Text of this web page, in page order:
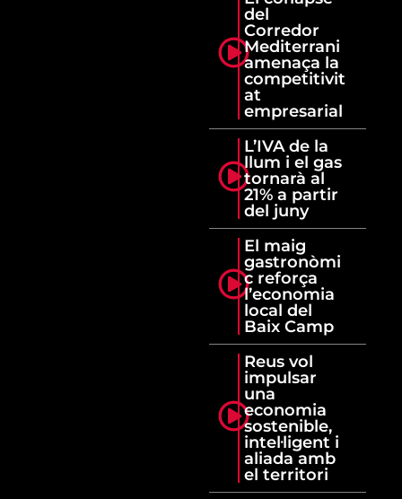
del
Corredor
Mediterrani
amenaça la
competitivit
at
empresarial
L’IVA de la
llum i el gas
tornarà al
21% a partir
del juny
El maig
gastronòmi
c reforça
l’economia
local del
Baix Camp
Reus vol
impulsar
una
economia
sostenible,
intel·ligent i
aliada amb
el territori